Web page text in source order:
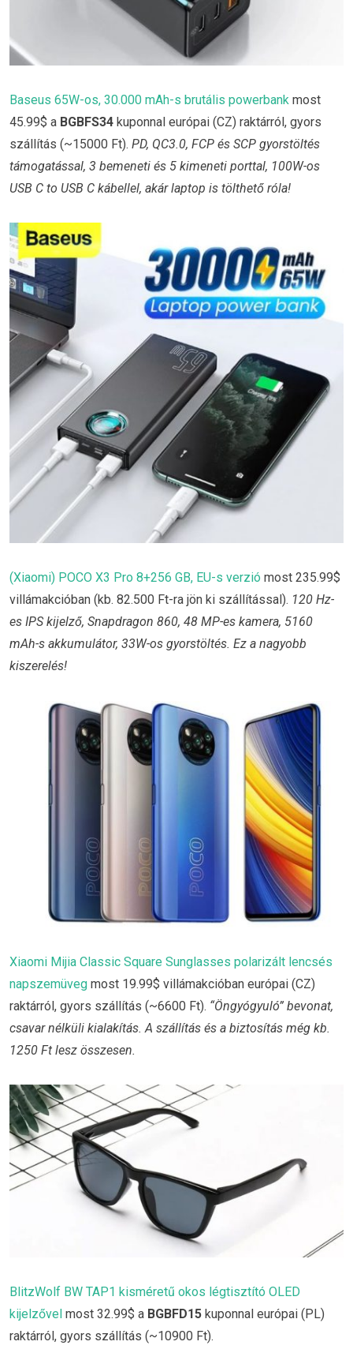
Baseus 65W-os, 30.000 mAh-s brutális powerbank most
45.99$ a BGBFS34 kuponnal európai (CZ) raktárról, gyors
szállítás (~15000 Ft). PD, QC3.0, FCP és SCP gyorstöltés
támogatással, 3 bemeneti és 5 kimeneti porttal, 100W-os
USB C to USB C kábellel, akár laptop is tölthető róla!
(Xiaomi) POCO X3 Pro 8+256 GB, EU-s verzió most 235.99$
villámakcióban (kb. 82.500 Ft-ra jön ki szállítással). 120 Hz-
es IPS kijelző, Snapdragon 860, 48 MP-es kamera, 5160
mAh-s akkumulátor, 33W-os gyorstöltés. Ez a nagyobb
kiszerelés!
Xiaomi Mijia Classic Square Sunglasses polarizált lencsés
napszemüveg most 19.99$ villámakcióban európai (CZ)
raktárról, gyors szállítás (~6600 Ft). “Öngyógyuló” bevonat,
csavar nélküli kialakítás. A szállítás és a biztosítás még kb.
1250 Ft lesz összesen.
BlitzWolf BW TAP1 kisméretű okos légtisztító OLED
kijelzővel most 32.99$ a BGBFD15 kuponnal európai (PL)
raktárról, gyors szállítás (~10900 Ft).